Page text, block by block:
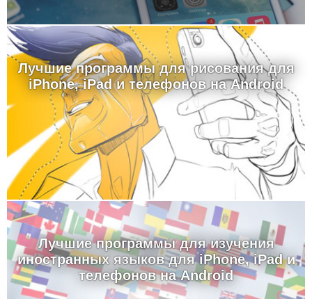
Лучшие программы для рисования для
iPhone, iPad и телефонов на Android
Лучшие программы для изучения
иностранных языков для iPhone, iPad и
телефонов на Android